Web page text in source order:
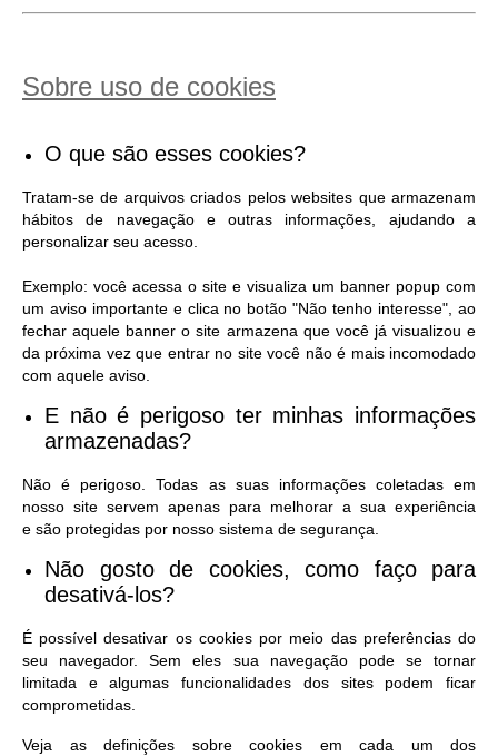
Sobre uso de cookies
O que são esses cookies?
Tratam-se de arquivos criados pelos websites que armazenam
hábitos de navegação e outras informações, ajudando a
personalizar seu acesso.
Exemplo: você acessa o site e visualiza um banner popup com
um aviso importante e clica no botão "Não tenho interesse", ao
fechar aquele banner o site armazena que você já visualizou e
da próxima vez que entrar no site você não é mais incomodado
com aquele aviso.
E não é perigoso ter minhas informações
armazenadas?
Não é perigoso. Todas as suas informações coletadas em
nosso site servem apenas para melhorar a sua experiência
e são protegidas por nosso sistema de segurança.
Não gosto de cookies, como faço para
desativá-los?
É possível desativar os cookies por meio das preferências do
seu navegador. Sem eles sua navegação pode se tornar
limitada e algumas funcionalidades dos sites podem ficar
comprometidas.
Veja as definições sobre cookies em cada um dos